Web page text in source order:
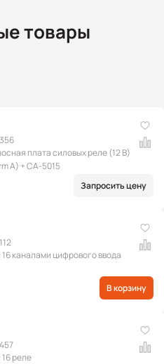
товары
плата силовых реле (12 В)
A) + CA-5015
Запросить цену
каналами цифрового ввода
В корзину
реле